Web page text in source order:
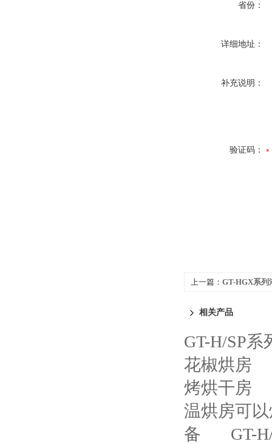
省份：
详细地址：
补充说明：
验证码：
上一篇： GT-HGX系列
相关产品
GT-H/SP
花椒烘房
烤烘干房
温烘房可
备
GT-